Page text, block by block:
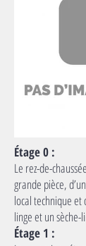
Étage 0 :
Le rez-de-
grande pièce,
local technique et
linge et un
Étage 1 :